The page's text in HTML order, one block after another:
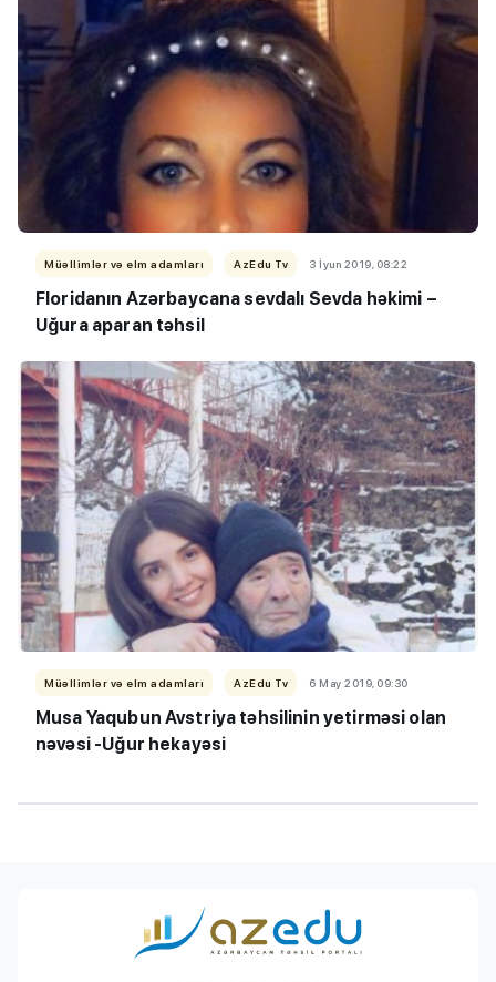
Müəllimlər və elm adamları AzEdu Tv 3 İyun 2019, 08:22
Floridanın Azərbaycana sevdalı Sevda həkimi –
Uğura aparan təhsil
Müəllimlər və elm adamları AzEdu Tv 6 May 2019, 09:30
Musa Yaqubun Avstriya təhsilinin yetirməsi olan
nəvəsi -Uğur hekayəsi